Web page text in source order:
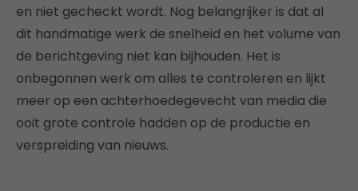
en niet gecheckt wordt. Nog belangrijker is dat al
dit handmatige werk de snelheid en het volume van
de berichtgeving niet kan bijhouden. Het is
onbegonnen werk om alles te controleren en lijkt
meer op een achterhoedegevecht van media die
ooit grote controle hadden op de productie en
verspreiding van nieuws.